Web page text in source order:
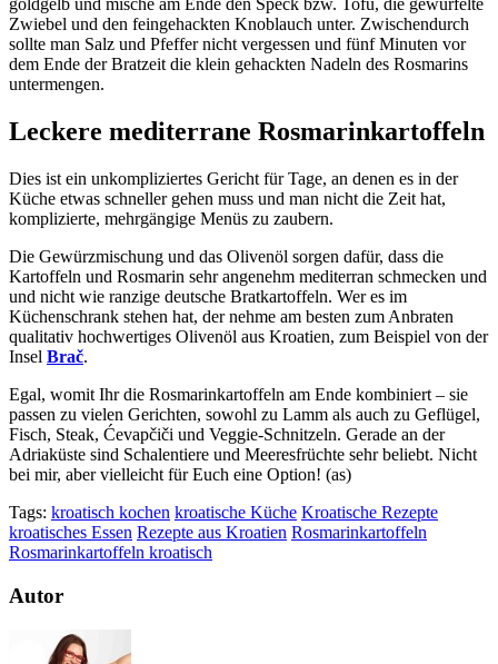
goldgelb und mische am Ende den Speck bzw. Tofu, die gewürfelte
Zwiebel und den feingehackten Knoblauch unter. Zwischendurch
sollte man Salz und Pfeffer nicht vergessen und fünf Minuten vor
dem Ende der Bratzeit die klein gehackten Nadeln des Rosmarins
untermengen.
Leckere mediterrane Rosmarinkartoffeln
Dies ist ein unkompliziertes Gericht für Tage, an denen es in der
Küche etwas schneller gehen muss und man nicht die Zeit hat,
komplizierte, mehrgängige Menüs zu zaubern.
Die Gewürzmischung und das Olivenöl sorgen dafür, dass die
Kartoffeln und Rosmarin sehr angenehm mediterran schmecken und
und nicht wie ranzige deutsche Bratkartoffeln. Wer es im
Küchenschrank stehen hat, der nehme am besten zum Anbraten
qualitativ hochwertiges Olivenöl aus Kroatien, zum Beispiel von der
Insel Brač.
Egal, womit Ihr die Rosmarinkartoffeln am Ende kombiniert – sie
passen zu vielen Gerichten, sowohl zu Lamm als auch zu Geflügel,
Fisch, Steak, Ćevapčiči und Veggie-Schnitzeln. Gerade an der
Adriaküste sind Schalentiere und Meeresfrüchte sehr beliebt. Nicht
bei mir, aber vielleicht für Euch eine Option! (as)
Tags: kroatisch kochen kroatische Küche Kroatische Rezepte
kroatisches Essen Rezepte aus Kroatien Rosmarinkartoffeln
Rosmarinkartoffeln kroatisch
Autor